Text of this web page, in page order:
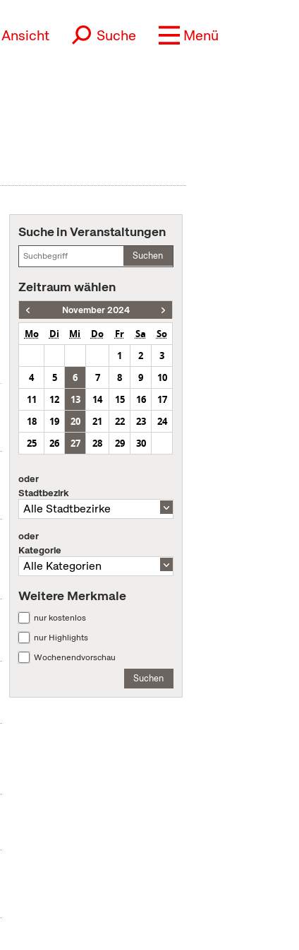
Ansicht Suche Menü
Suche in Veranstaltungen
Suchen
Zeitraum wählen
November 2024
Mo Di Mi Do Fr Sa
So
1
2
3
4
5 6 7 8 9
10
11
12 13 14 15 16
17
18
19 20 21 22 23
24
25
26 27 28 29 30
oder
Stadtbezirk
oder
Kategorie
Weitere Merkmale
nur kostenlos
nur Highlights
Wochenendvorschau
Suchen